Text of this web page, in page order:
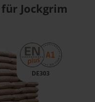
Jockgrim
DE303